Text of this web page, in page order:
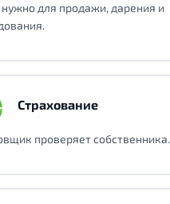
для продажи, дарения и
Страхование
проверяет собственника.